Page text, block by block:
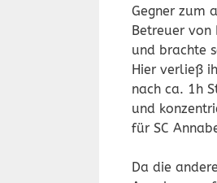
Gegner zum
Betreuer von
und brachte
Hier verließ
nach ca. 1h
und
für SC
Da die